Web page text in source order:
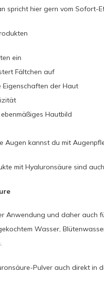
spricht hier gern vom Sofort-
ein
Fältchen auf
der Haut
Hautbild
Augen kannst du mit
mit Hyaluronsäure sind
Anwendung und daher auch
Wasser,
Pulver auch direkt in